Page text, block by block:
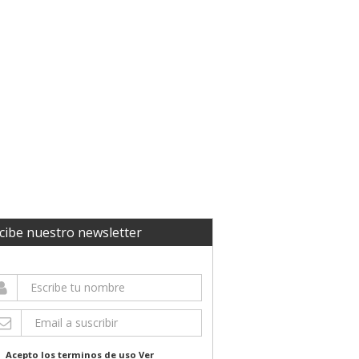
nuestro newsletter
Acepto los terminos de uso Ver